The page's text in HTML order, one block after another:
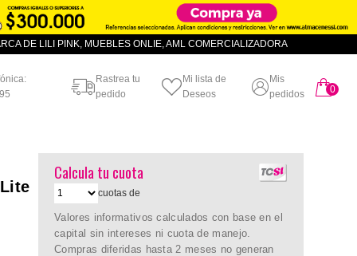
DE LILI PINK, MUEBLES ONLIE, AML COMERCIALIZADORA
Rastrea tu
pedido
Mi lista de
Deseos
Mis
pedidos
0
Calcula tu cuota
cuotas de
Valores informativos calculados con base en el
capital sin intereses ni cuota de manejo.
Compras diferidas hasta 2 meses no generan